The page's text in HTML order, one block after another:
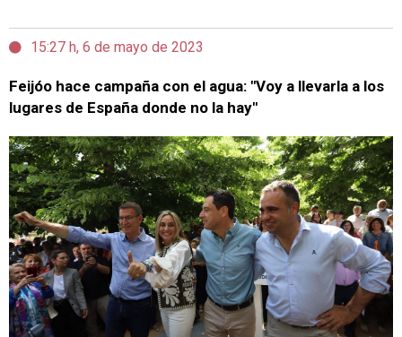
15:27 h, 6 de mayo de 2023
Feijóo hace campaña con el agua: "Voy a llevarla a los
lugares de España donde no la hay"